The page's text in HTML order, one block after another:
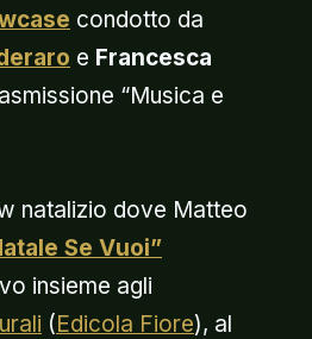
condotto da
e Francesca
“Musica e
natalizio dove Matteo
Se Vuoi”
insieme agli
(Edicola Fiore), al